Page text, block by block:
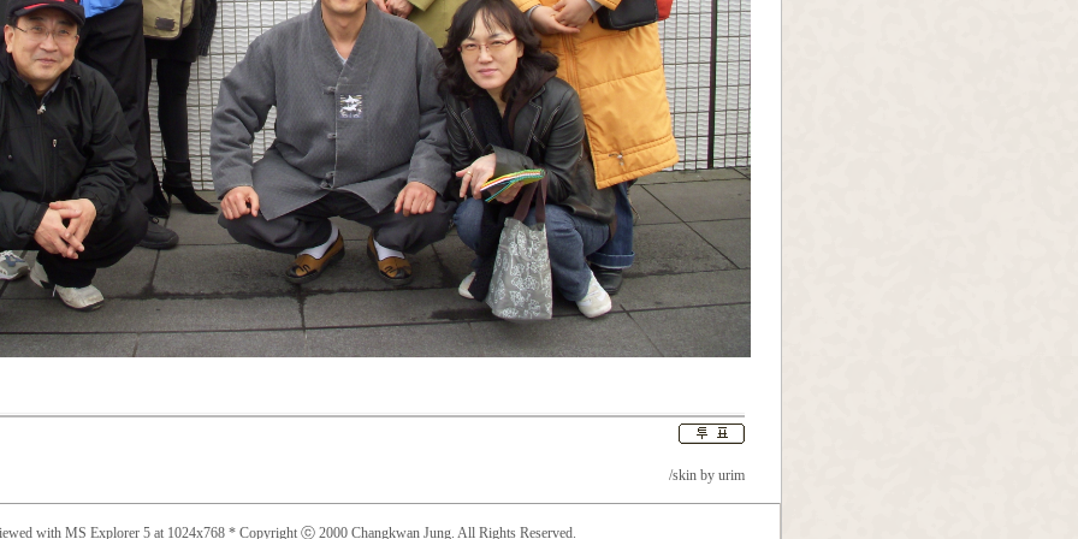
/skin by urim
with MS Explorer 5 at 1024x768 * Copyright ⓒ 2000 Changkwan Jung. All Rights Reserved.